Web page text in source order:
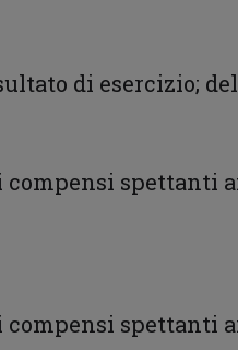
di esercizio;
compensi spettanti
compensi spettanti